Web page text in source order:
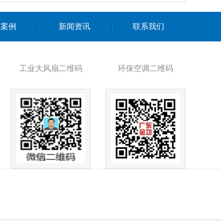
例 新闻资讯 联系我们
工业大风扇二维码 环保空调二维码